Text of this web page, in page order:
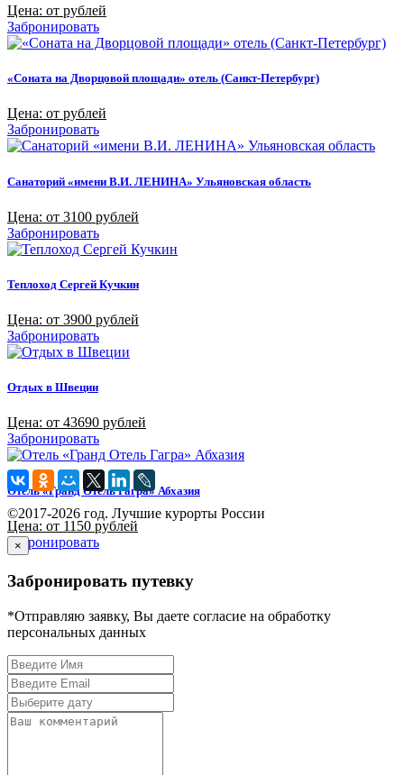
Цена: от рублей
Забронировать
«Соната на Дворцовой площади» отель (Санкт-Петербург)
Цена: от рублей
Забронировать
Санаторий «имени В.И. ЛЕНИНА» Ульяновская область
Цена: от 3100 рублей
Забронировать
Теплоход Сергей Кучкин
Цена: от 3900 рублей
Забронировать
Отдых в Швеции
Цена: от 43690 рублей
Забронировать
Отель «Гранд Отель Гагра» Абхазия
Цена: от 1150 рублей
Забронировать
©2017-2026 год. Лучшие курорты России
×
Забронировать путевку
*Отправляю заявку, Вы даете согласие на обработку
персональных данных